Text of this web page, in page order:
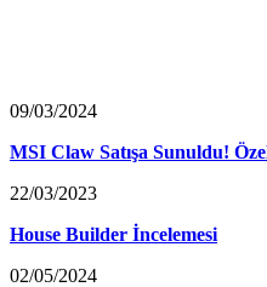
09/03/2024
MSI Claw Satışa Sunuldu!
22/03/2023
House Builder İncelemesi
02/05/2024